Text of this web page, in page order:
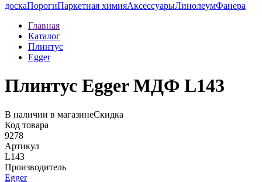
доскаПорогиПаркетная химияАксессуарыЛинолеумФанера
Главная
Каталог
Плинтус
Egger
Плинтус Egger МДФ L143
В наличии в магазинеСкидка
Код товара
9278
Артикул
L143
Производитель
Egger